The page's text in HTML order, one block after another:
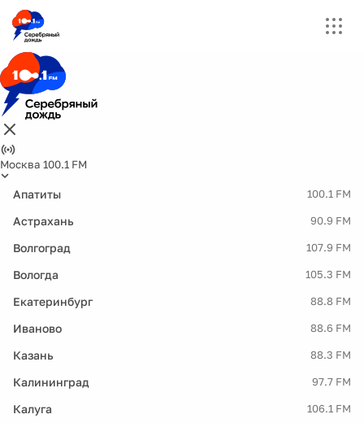
Москва 100.1 FM
Апатиты 100.1 FM
Астрахань 90.9 FM
Волгоград 107.9 FM
Вологда 105.3 FM
Екатеринбург 88.8 FM
Иваново 88.6 FM
Казань 88.3 FM
Калининград 97.7 FM
Калуга 106.1 FM